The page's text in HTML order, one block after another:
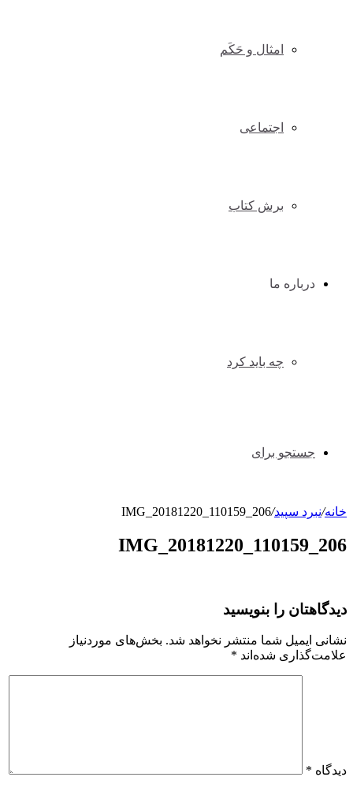
امثال و حَکَم
اجتماعی
برش کتاب
درباره ما
چه باید کرد
جستجو برای
خانه/نبرد سپید/
IMG_20181220_110159_206
IMG_20181220_110159_206
دیدگاهتان را بنویسید
نشانی ایمیل شما منتشر نخواهد شد. بخش‌های موردنیاز
علامت‌گذاری شده‌اند *
دیدگاه *